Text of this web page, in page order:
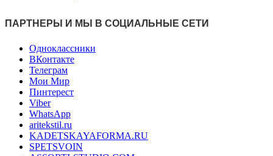
ПАРТНЕРЫ И МЫ В СОЦИАЛЬНЫЕ СЕТИ
Одноклассники
ВКонтакте
Телеграм
Мои Мир
Пинтерест
Viber
WhatsApp
aritekstil.ru
KADETSKAYAFORMA.RU
SPETSVOIN